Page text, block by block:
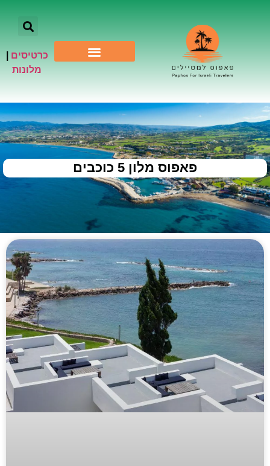
כרטיסים
מלונות
פאפוס מלון 5 כוכבים